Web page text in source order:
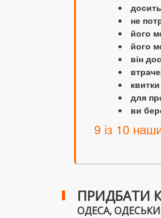
не
його
його
він
для
ви
9 із 10
ПРИДБАТИ
ОДЕСА,